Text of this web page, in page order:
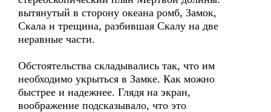
вытянутый в сторону океана ромб, Замок,
Скала и трещина, разбившая Скалу на две
неравные части.
Обстоятельства складывались так, что им
необходимо укрыться в Замке. Как можно
быстрее и надежнее. Глядя на экран,
воображение подсказывало, что это